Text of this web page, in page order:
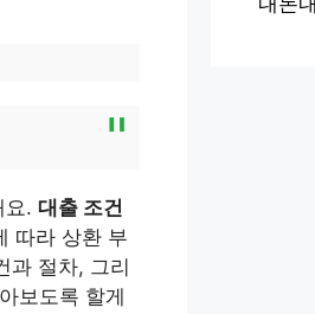
요. 대출 조건
따라 상환 부
과 절차, 그리
보도록 할게